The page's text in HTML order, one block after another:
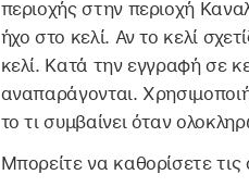
περιοχής στην περιοχή
ήχο στο κελί. Αν το κελί
κελί. Κατά την εγγραφή σε
αναπαράγονται.
το τι συμβαίνει όταν
Μπορείτε να καθορίσετε